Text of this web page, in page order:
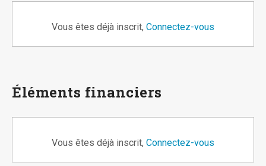
Vous êtes déjà inscrit, Connectez-vous
Éléments financiers
Vous êtes déjà inscrit, Connectez-vous